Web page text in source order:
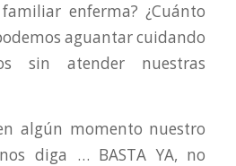
enferma? ¿Cuánto
aguantar cuidando
sin atender nuestras
algún momento nuestro
diga … BASTA YA, no